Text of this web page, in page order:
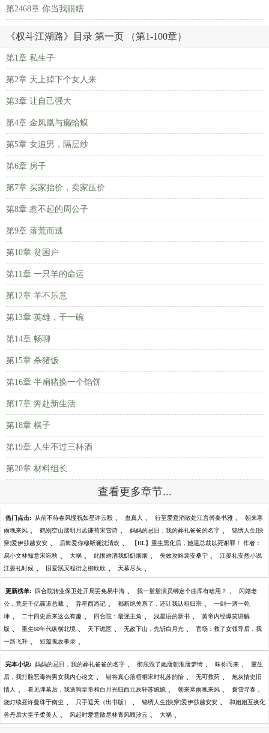
第2468章 你当我眼瞎
《权斗江湖路》目录 第一页 （第1-100章）
第1章 私生子
第2章 天上掉下个女人来
第3章 让自己强大
第4章 金凤凰与癞蛤蟆
第5章 女追男，隔层纱
第6章 房子
第7章 买家抬价，卖家压价
第8章 惹不起的周公子
第9章 落荒而逃
第10章 贫困户
第11章 一只羊的命运
第12章 羊不乐意
第13章 英雄，干一碗
第14章 畅聊
第15章 杀猪饭
第16章 半扇猪换一个馅饼
第17章 奔赴新生活
第18章 棋子
第19章 人生不过三杯酒
第20章 材料组长
查看更多章节...
热门点击: 从前不待春风慢祝如星许云毅 、 蛊真人 、 行至爱意消散处江言傅秦书雅 、 朝来寒
雨晚来风 、 鹤别空山踏明月孟谦荀宋雪诗 、 妈妈的忌日，我的葬礼爸爸的名字 、 锦绣人生[快
穿]爱伊莎越安安 、 后悔爱你穆斯澜沈清欢 、 【HL】重生黑化后，她逼总裁以死谢罪！ 作者：
易小文林知意宋宛秋 、 大祸 、 此恨难消我奶奶烟烟 、 失效攻略裴安桑宁 、 江晏礼安然小说
江晏礼时候 、 旧爱泯灭程衍之柳欣欣 、 天幕尽头 、
更新榜单: 四合院转业保卫处开局罢免易中海 、 我一堂堂演员绑定个曲库有啥用？ 、 闪婚老
公，竟是千亿霸道总裁 、 异星西游记 、 都断绝关系了，还让我认祖归宗 、 一剑一酒一乾
坤 、 二十四史原来这么有趣 、 四合院：最强主角 、 浅星语的新书 、 黄帝内经爆笑讲解
版 、 重生60年代纵横北境 、 天下诡医 、 无敌下山，先斩白月光 、 官场：救了女领导后，我
一路飞升 、 短篇鬼故事录 、
完本小说: 妈妈的忌日，我的葬礼爸爸的名字 、 彻底毁了她唐朝淮唐梦绮 、 味你而来 、 重生
后，我打脸恶毒狗男女我内心论文 、 错将真心落梧桐宋时礼苏韵怡 、 无可救药 、 炮灰情史旧
情人 、 看见弹幕后，我送狗皇帝和白月光归西元辰轩苏婉婉 、 朝来寒雨晚来风 、 拨雪寻春，
烧灯续昼许曼珠于南尘 、 只手遮天（出书版） 、 锦绣人生[快穿]爱伊莎越安安 、 和姐姐互换化
兽丹后大皇子柔美人 、 风起时爱意散尽林青风顾汐云 、 大祸 、